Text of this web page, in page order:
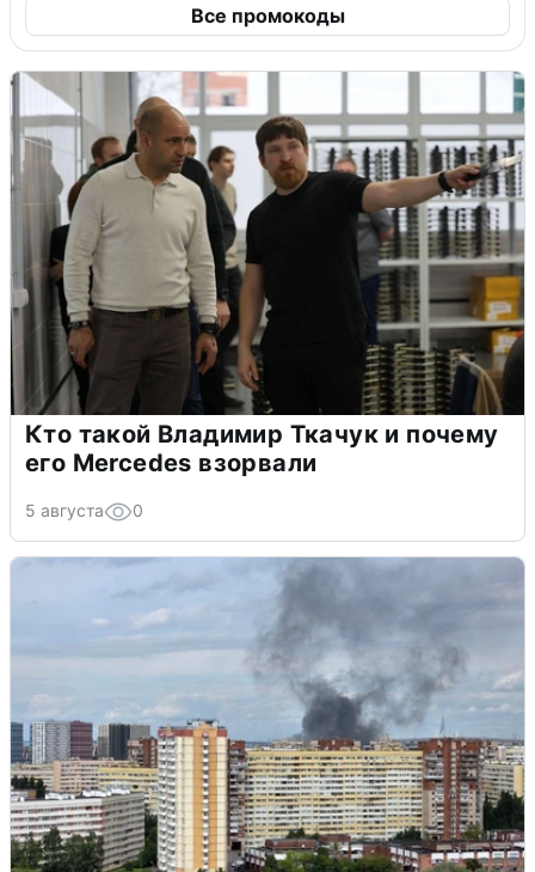
Все промокоды
Кто такой Владимир Ткачук и почему
его Mercedes взорвали
5 августа 0